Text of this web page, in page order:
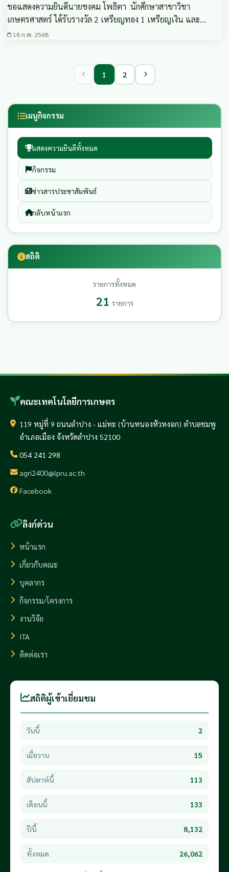
ขอแสดงความยินดีนายชงคม โพธิตา นักศึกษาสาขาวิชา
เกษตรศาสตร์ ได้รับรางวัล 2 เหรียญทอง 1 เหรียญเงิน และ…
18 ก.พ. 2568
1 2
เมนูกิจกรรม
แสดงความยินดีทั้งหมด
กิจกรรม
ข่าวสารประชาสัมพันธ์
กลับหน้าแรก
สถิติ
รายการทั้งหมด
21 รายการ
คณะเทคโนโลยีการเกษตร
119 หมู่ที่ 9 ถนนลำปาง - แม่ทะ (บ้านหนองหัวหงอก) ตำบลชมพู
อำเภอเมือง จังหวัดลำปาง 52100
054 241 298
agri2400@lpru.ac.th
Facebook
ลิงก์ด่วน
หน้าแรก
เกี่ยวกับคณะ
บุคลากร
กิจกรรม/โครงการ
งานวิจัย
ITA
ติดต่อเรา
สถิติผู้เข้าเยี่ยมชม
วันนี้ 2
เมื่อวาน 15
สัปดาห์นี้ 113
เดือนนี้ 133
ปีนี้ 8,132
ทั้งหมด 26,062